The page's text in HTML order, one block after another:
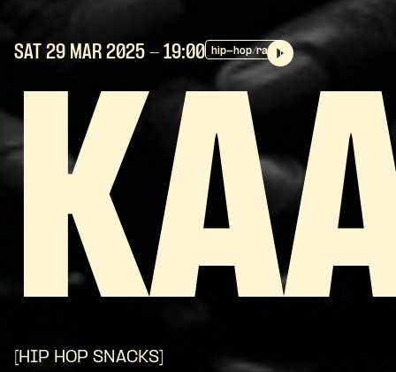
SAT 29 MAR 2025 - 19:00 hip-hop/rap
[HIP HOP SNACKS]